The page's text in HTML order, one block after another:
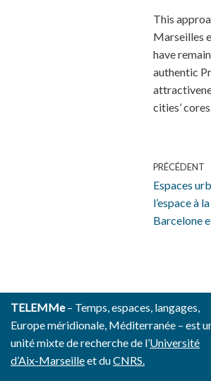
This
Marseilles
have
authentic
cities’
PRÉCÉDENT
Espaces
l’espace à
Barcelone
TELEMMe– Temps, espaces, langages,
Europe méridionale, Méditerranée – est
unité mixte de recherche de l’Université
d’Aix-Marseilleet duCNRS.